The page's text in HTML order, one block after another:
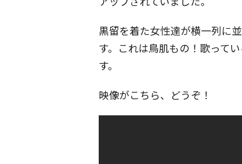
黒留を着た女性達が横一列に
す。これは鳥肌もの！歌って
す。
映像がこちら、どうぞ！